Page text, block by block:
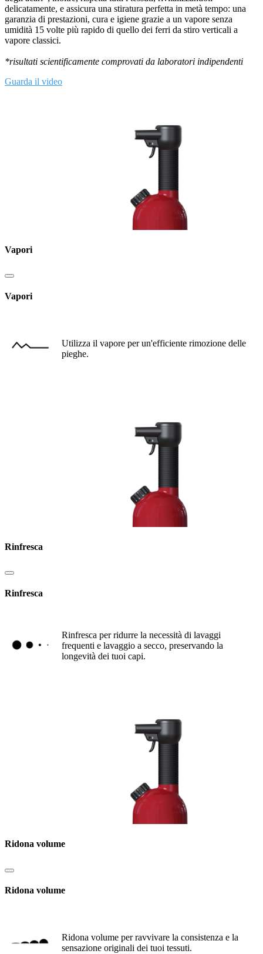
delicatamente, e assicura una stiratura perfetta in metà tempo: una
garanzia di prestazioni, cura e igiene grazie a un vapore senza
umidità 15 volte più rapido di quello dei ferri da stiro verticali a
vapore classici.
*risultati scientificamente comprovati da laboratori indipendenti
Guarda il video
Vapori
Vapori
Utilizza il vapore per un'efficiente rimozione delle
pieghe.
Rinfresca
Rinfresca
Rinfresca per ridurre la necessità di lavaggi
frequenti e lavaggio a secco, preservando la
longevità dei tuoi capi.
Ridona volume
Ridona volume
Ridona volume per ravvivare la consistenza e la
sensazione originali dei tuoi tessuti.